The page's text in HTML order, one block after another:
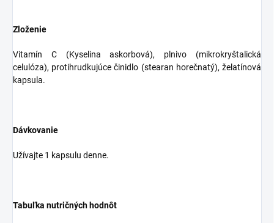
Zloženie
Vitamín C (Kyselina askorbová), plnivo (mikrokryštalická
celulóza), protihrudkujúce činidlo (stearan horečnatý), želatínová
kapsula.
Dávkovanie
Užívajte 1 kapsulu denne.
Tabuľka nutričných hodnôt